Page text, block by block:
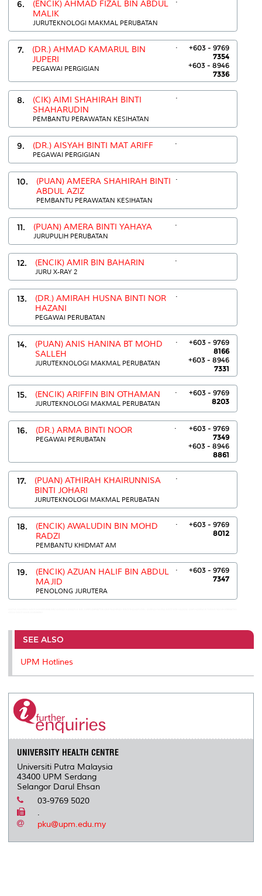
6.
(ENCIK) AHMAD FIZAL BIN ABDUL
MALIK
JURUTEKNOLOGI MAKMAL PERUBATAN
7.
(DR.) AHMAD KAMARUL BIN
JUPERI
PEGAWAI PERGIGIAN
.
+603 - 9769
7354
+603 - 8946
7336
8.
(CIK) AIMI SHAHIRAH BINTI
SHAHARUDIN
PEMBANTU PERAWATAN KESIHATAN
.
9. (DR.) AISYAH BINTI MAT ARIFF
PEGAWAI PERGIGIAN
.
10.
(PUAN) AMEERA SHAHIRAH BINTI
ABDUL AZIZ
PEMBANTU PERAWATAN KESIHATAN
.
11. (PUAN) AMERA BINTI YAHAYA
JURUPULIH PERUBATAN
.
12. (ENCIK) AMIR BIN BAHARIN
JURU X-RAY 2
.
13.
(DR.) AMIRAH HUSNA BINTI NOR
HAZANI
PEGAWAI PERUBATAN
.
14.
(PUAN) ANIS HANINA BT MOHD
SALLEH
JURUTEKNOLOGI MAKMAL PERUBATAN
.
+603 - 9769
8166
+603 - 8946
7331
15. (ENCIK) ARIFFIN BIN OTHAMAN
JURUTEKNOLOGI MAKMAL PERUBATAN
.
+603 - 9769
8203
16. (DR.) ARMA BINTI NOOR
PEGAWAI PERUBATAN
.
+603 - 9769
7349
+603 - 8946
8861
17.
(PUAN) ATHIRAH KHAIRUNNISA
BINTI JOHARI
JURUTEKNOLOGI MAKMAL PERUBATAN
.
18.
(ENCIK) AWALUDIN BIN MOHD
RADZI
PEMBANTU KHIDMAT AM
.
+603 - 9769
8012
19.
(ENCIK) AZUAN HALIF BIN ABDUL
MAJID
PENOLONG JURUTERA
.
+603 - 9769
7347
SEE ALSO
UPM Hotlines
UNIVERSITY HEALTH CENTRE
Universiti Putra Malaysia
43400 UPM Serdang
Selangor Darul Ehsan
03-9769 5020
.
pku@upm.edu.my